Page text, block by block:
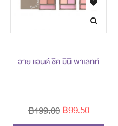
อาย แอนด์ ชีค มินิ พาเลทท์
฿99.50
฿199.00